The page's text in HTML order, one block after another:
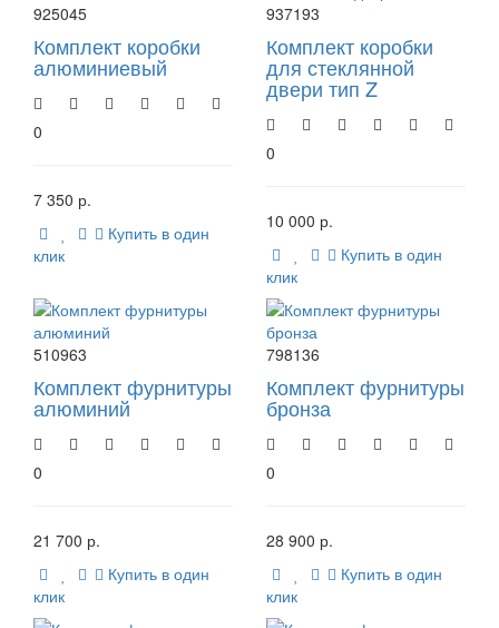
925045
Комплект коробки
алюминиевый
0
7 350 р.
Купить в один
клик
937193
Комплект коробки
для стеклянной
двери тип Z
0
10 000 р.
Купить в один
клик
510963
Комплект фурнитуры
алюминий
0
21 700 р.
Купить в один
клик
798136
Комплект фурнитуры
бронза
0
28 900 р.
Купить в один
клик